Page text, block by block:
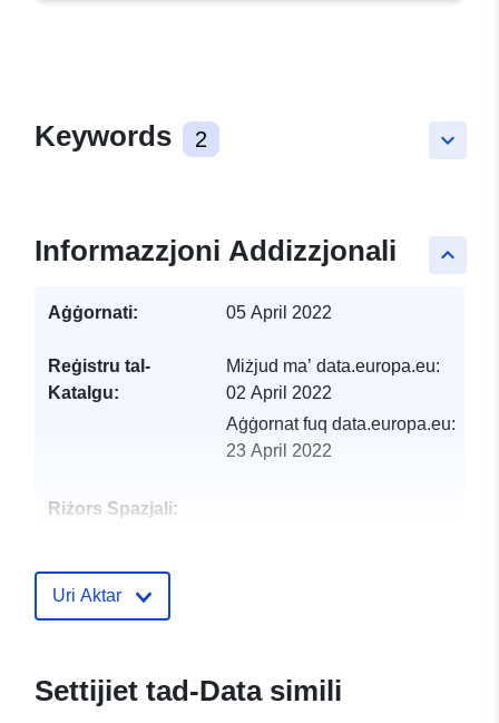
keyboard_arrow_down
Keywords 2
keyboard_arrow_up
Informazzjoni Addizzjonali
Aġġornati: 05 April 2022
Reġistru tal-
Katalgu:
Miżjud ma’ data.europa.eu:
02 April 2022
Aġġornat fuq data.europa.eu:
23 April 2022
Riżors Spazjali:
Uri Aktar
Settijiet tad-Data simili